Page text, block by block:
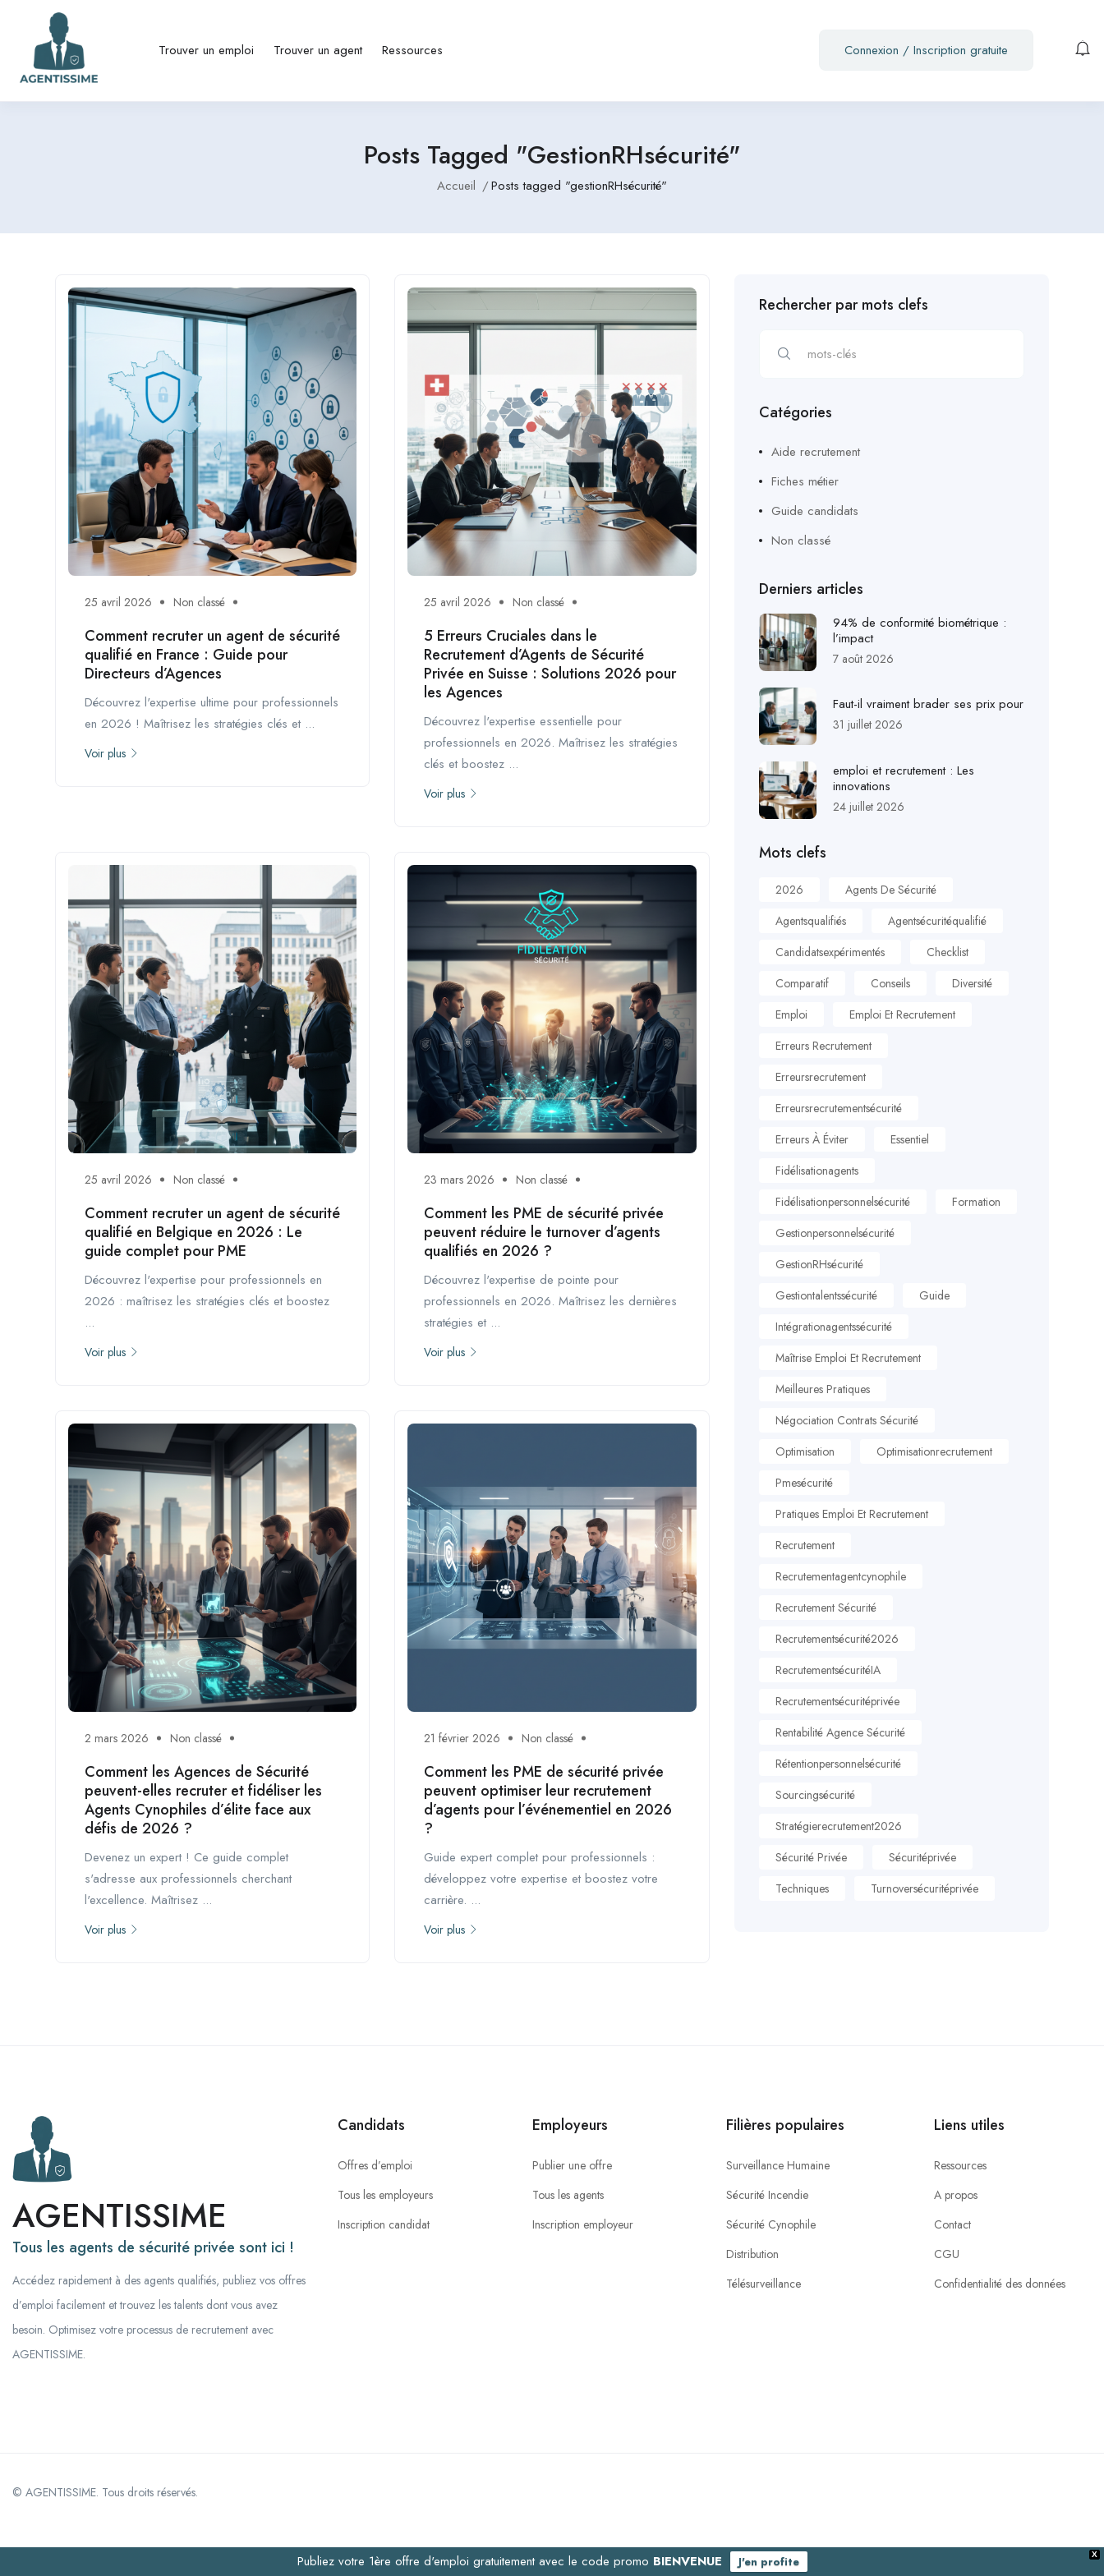
Trouver un emploi Trouver un agent Ressources Connexion / Inscription gratuite
Posts Tagged "gestionRHsécurité"
Accueil Posts tagged "gestionRHsécurité"
25 avril 2026 Non classé
Comment recruter un agent de sécurité
qualifié en France : Guide pour
Directeurs d’Agences
Découvrez l'expertise ultime pour professionnels
en 2026 ! Maîtrisez les stratégies clés et ...
Voir plus
25 avril 2026 Non classé
5 Erreurs Cruciales dans le
Recrutement d’Agents de Sécurité
Privée en Suisse : Solutions 2026 pour
les Agences
Découvrez l'expertise essentielle pour
professionnels en 2026. Maîtrisez les stratégies
clés et boostez ...
Voir plus
25 avril 2026 Non classé
Comment recruter un agent de sécurité
qualifié en Belgique en 2026 : Le
guide complet pour PME
Découvrez l'expertise pour professionnels en
2026 : maîtrisez les stratégies clés et boostez
...
Voir plus
23 mars 2026 Non classé
Comment les PME de sécurité privée
peuvent réduire le turnover d’agents
qualifiés en 2026 ?
Découvrez l'expertise de pointe pour
professionnels en 2026. Maîtrisez les dernières
stratégies et ...
Voir plus
2 mars 2026 Non classé
Comment les Agences de Sécurité
peuvent-elles recruter et fidéliser les
Agents Cynophiles d’élite face aux
défis de 2026 ?
Devenez un expert ! Ce guide complet
s'adresse aux professionnels cherchant
l'excellence. Maîtrisez ...
Voir plus
21 février 2026 Non classé
Comment les PME de sécurité privée
peuvent optimiser leur recrutement
d’agents pour l’événementiel en 2026
?
Guide expert complet pour professionnels :
développez votre expertise et boostez votre
carrière. ...
Voir plus
Rechercher par mots clefs
Catégories
Aide recrutement
Fiches métier
Guide candidats
Non classé
Derniers articles
94% de conformité biométrique :
l’impact
7 août 2026
Faut-il vraiment brader ses prix pour
31 juillet 2026
emploi et recrutement : Les
innovations
24 juillet 2026
Mots clefs
2026
Agents De Sécurité
Agentsqualifiés
Agentsécuritéqualifié
Candidatsexpérimentés
Checklist
Comparatif
Conseils
Diversité
Emploi
Emploi Et Recrutement
Erreurs Recrutement
Erreursrecrutement
Erreursrecrutementsécurité
Erreurs À Éviter
Essentiel
Fidélisationagents
Fidélisationpersonnelsécurité
Formation
Gestionpersonnelsécurité
GestionRHsécurité
Gestiontalentssécurité
Guide
Intégrationagentssécurité
Maîtrise Emploi Et Recrutement
Meilleures Pratiques
Négociation Contrats Sécurité
Optimisation
Optimisationrecrutement
Pmesécurité
Pratiques Emploi Et Recrutement
Recrutement
Recrutementagentcynophile
Recrutement Sécurité
Recrutementsécurité2026
RecrutementsécuritéIA
Recrutementsécuritéprivée
Rentabilité Agence Sécurité
Rétentionpersonnelsécurité
Sourcingsécurité
Stratégierecrutement2026
Sécurité Privée
Sécuritéprivée
Techniques
Turnoversécuritéprivée
AGENTISSIME
Tous les agents de sécurité privée sont ici !
Accédez rapidement à des agents qualifiés, publiez vos offres
d’emploi facilement et trouvez les talents dont vous avez
besoin. Optimisez votre processus de recrutement avec
AGENTISSIME.
Candidats
Offres d’emploi
Tous les employeurs
Inscription candidat
Employeurs
Publier une offre
Tous les agents
Inscription employeur
Filières populaires
Surveillance Humaine
Sécurité Incendie
Sécurité Cynophile
Distribution
Télésurveillance
Liens utiles
Ressources
A propos
Contact
CGU
Confidentialité des données
© AGENTISSIME. Tous droits réservés.
X
Publiez votre 1ère offre d'emploi gratuitement avec le code promo BIENVENUE J'en profite